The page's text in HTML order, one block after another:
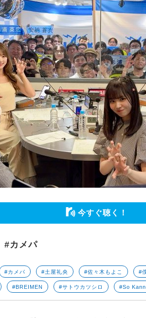
今すぐ聴く！
カメパ
#カメパ #土屋礼央 #佐々木もよこ #
#BREIMEN #サトウカツシロ #So